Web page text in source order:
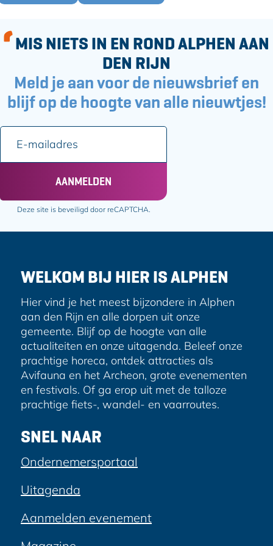
MIS NIETS IN EN ROND ALPHEN AAN
DEN RIJN
Meld je aan voor de nieuwsbrief en
blijf op de hoogte van alle nieuwtjes!
E
m
l
d
AANMELDEN
Deze site is beveiligd door reCAPTCHA.
WELKOM BIJ HIER IS ALPHEN
Hier vind je het meest bijzondere in Alphen
aan den Rijn en alle dorpen uit onze
gemeente. Blijf op de hoogte van alle
actualiteiten en onze uitagenda. Beleef onze
prachtige horeca, ontdek attracties als
Avifauna en het Archeon, grote evenementen
en festivals. Of ga erop uit met de talloze
prachtige fiets-, wandel- en vaarroutes.
SNEL NAAR
Ondernemersportaal
Uitagenda
Aanmelden evenement